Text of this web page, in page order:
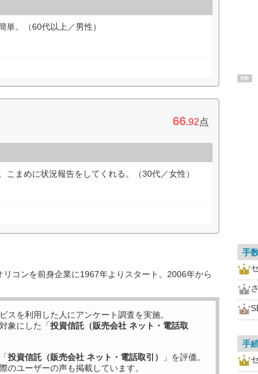
単。（60代以上／男性）
66.92点
こまめに状況報告をしてくれる。（30代／女性）
コンを前身企業に1967年よりスタート。2006年から
スを利用した 人にアンケート調査を実施。
象にした「投資信託（販売会社 ネット・電話取
投資信託（販売会社 ネット・電話取引）
」を評価。
のユーザーの声も掲載しています。
PR
手
手